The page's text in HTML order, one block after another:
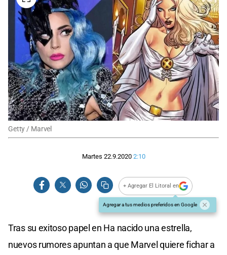
Getty / Marvel
Martes 22.9.2020 2:10
+ Agregar El Litoral en
Agregar a tus medios preferidos en Google
Tras su exitoso papel en Ha nacido una estrella,
nuevos rumores apuntan a que Marvel quiere fichar a